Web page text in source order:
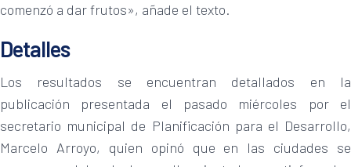
comenzó a dar frutos», añade el texto.
Detalles
Los resultados se encuentran detallados en la
publicación presentada el pasado miércoles por el
secretario municipal de Planificación para el Desarrollo,
Marcelo Arroyo, quien opinó que en las ciudades se